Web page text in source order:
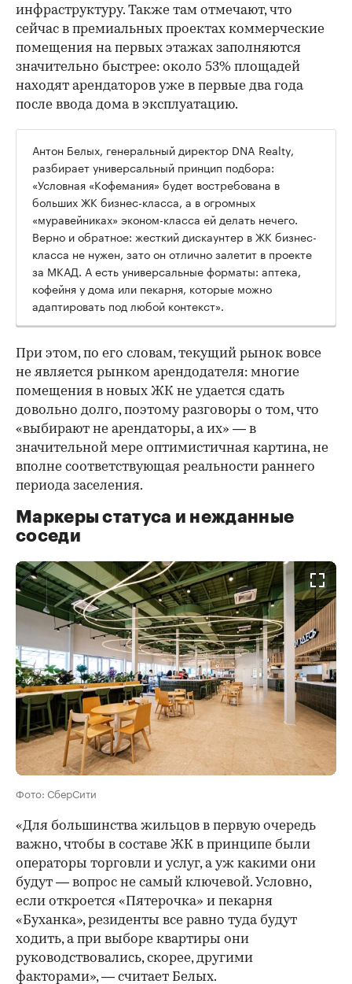
инфраструктуру. Также там отмечают, что
сейчас в премиальных проектах коммерческие
помещения на первых этажах заполняются
значительно быстрее: около 53% площадей
находят арендаторов уже в первые два года
после ввода дома в эксплуатацию.
Антон Белых, генеральный директор DNA Realty,
разбирает универсальный принцип подбора:
«Условная «Кофемания» будет востребована в
больших ЖК бизнес-класса, а в огромных
«муравейниках» эконом-класса ей делать нечего.
Верно и обратное: жесткий дискаунтер в ЖК бизнес-
класса не нужен, зато он отлично залетит в проекте
за МКАД. А есть универсальные форматы: аптека,
кофейня у дома или пекарня, которые можно
адаптировать под любой контекст».
При этом, по его словам, текущий рынок вовсе
не является рынком арендодателя: многие
помещения в новых ЖК не удается сдать
довольно долго, поэтому разговоры о том, что
«выбирают не арендаторы, а их» — в
значительной мере оптимистичная картина, не
вполне соответствующая реальности раннего
периода заселения.
Маркеры статуса и нежданные
соседи
Фото: СберСити
«Для большинства жильцов в первую очередь
важно, чтобы в составе ЖК в принципе были
операторы торговли и услуг, а уж какими они
будут — вопрос не самый ключевой. Условно,
если откроется «Пятерочка» и пекарня
«Буханка», резиденты все равно туда будут
ходить, а при выборе квартиры они
руководствовались, скорее, другими
факторами», — считает Белых.